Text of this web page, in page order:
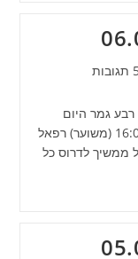
טורניר רולאן גרוס (2000) – רבע גמר היום
יתקיימו משחקי החלק העליון של ההגרלה. 16:00 (משוער) רפאל
נדאל ממשיך לדרוס כל